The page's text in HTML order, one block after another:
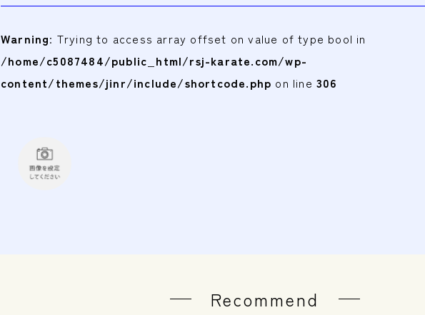
Warning: Trying to access array offset on value of type bool in
/home/c5087484/public_html/rsj-karate.com/wp-
content/themes/jinr/include/shortcode.php on line306
Recommend